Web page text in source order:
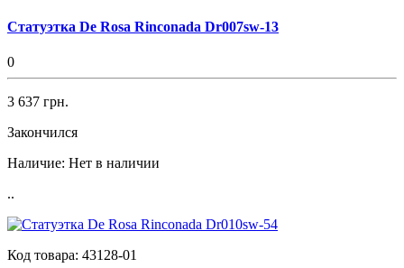
Статуэтка De Rosa Rinconada Dr007sw-13
0
3 637 грн.
Закончился
Наличие: Нет в наличии
..
Код товара: 43128-01